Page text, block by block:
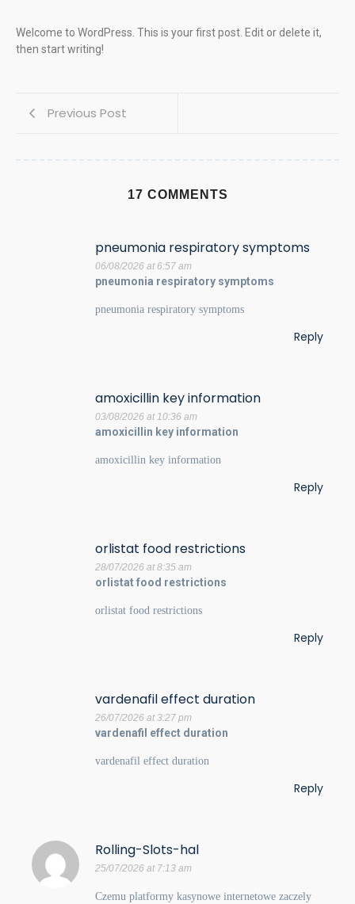
Welcome to WordPress. This is your first post. Edit or delete it,
then start writing!
Previous Post
17 COMMENTS
pneumonia respiratory symptoms
06/08/2026 at 6:57 am
pneumonia respiratory symptoms
pneumonia respiratory symptoms
Reply
amoxicillin key information
03/08/2026 at 10:36 am
amoxicillin key information
amoxicillin key information
Reply
orlistat food restrictions
28/07/2026 at 8:35 am
orlistat food restrictions
orlistat food restrictions
Reply
vardenafil effect duration
26/07/2026 at 3:27 pm
vardenafil effect duration
vardenafil effect duration
Reply
Rolling-Slots-hal
25/07/2026 at 7:13 am
Czemu platformy kasynowe internetowe zaczely